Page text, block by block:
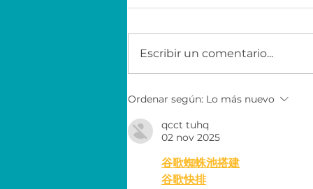
Economía para el éxito
Escribir un comentario...
Ordenar según: Lo más nuevo
qcct tuhq
02 nov 2025
谷歌蜘蛛池搭建
谷歌快排